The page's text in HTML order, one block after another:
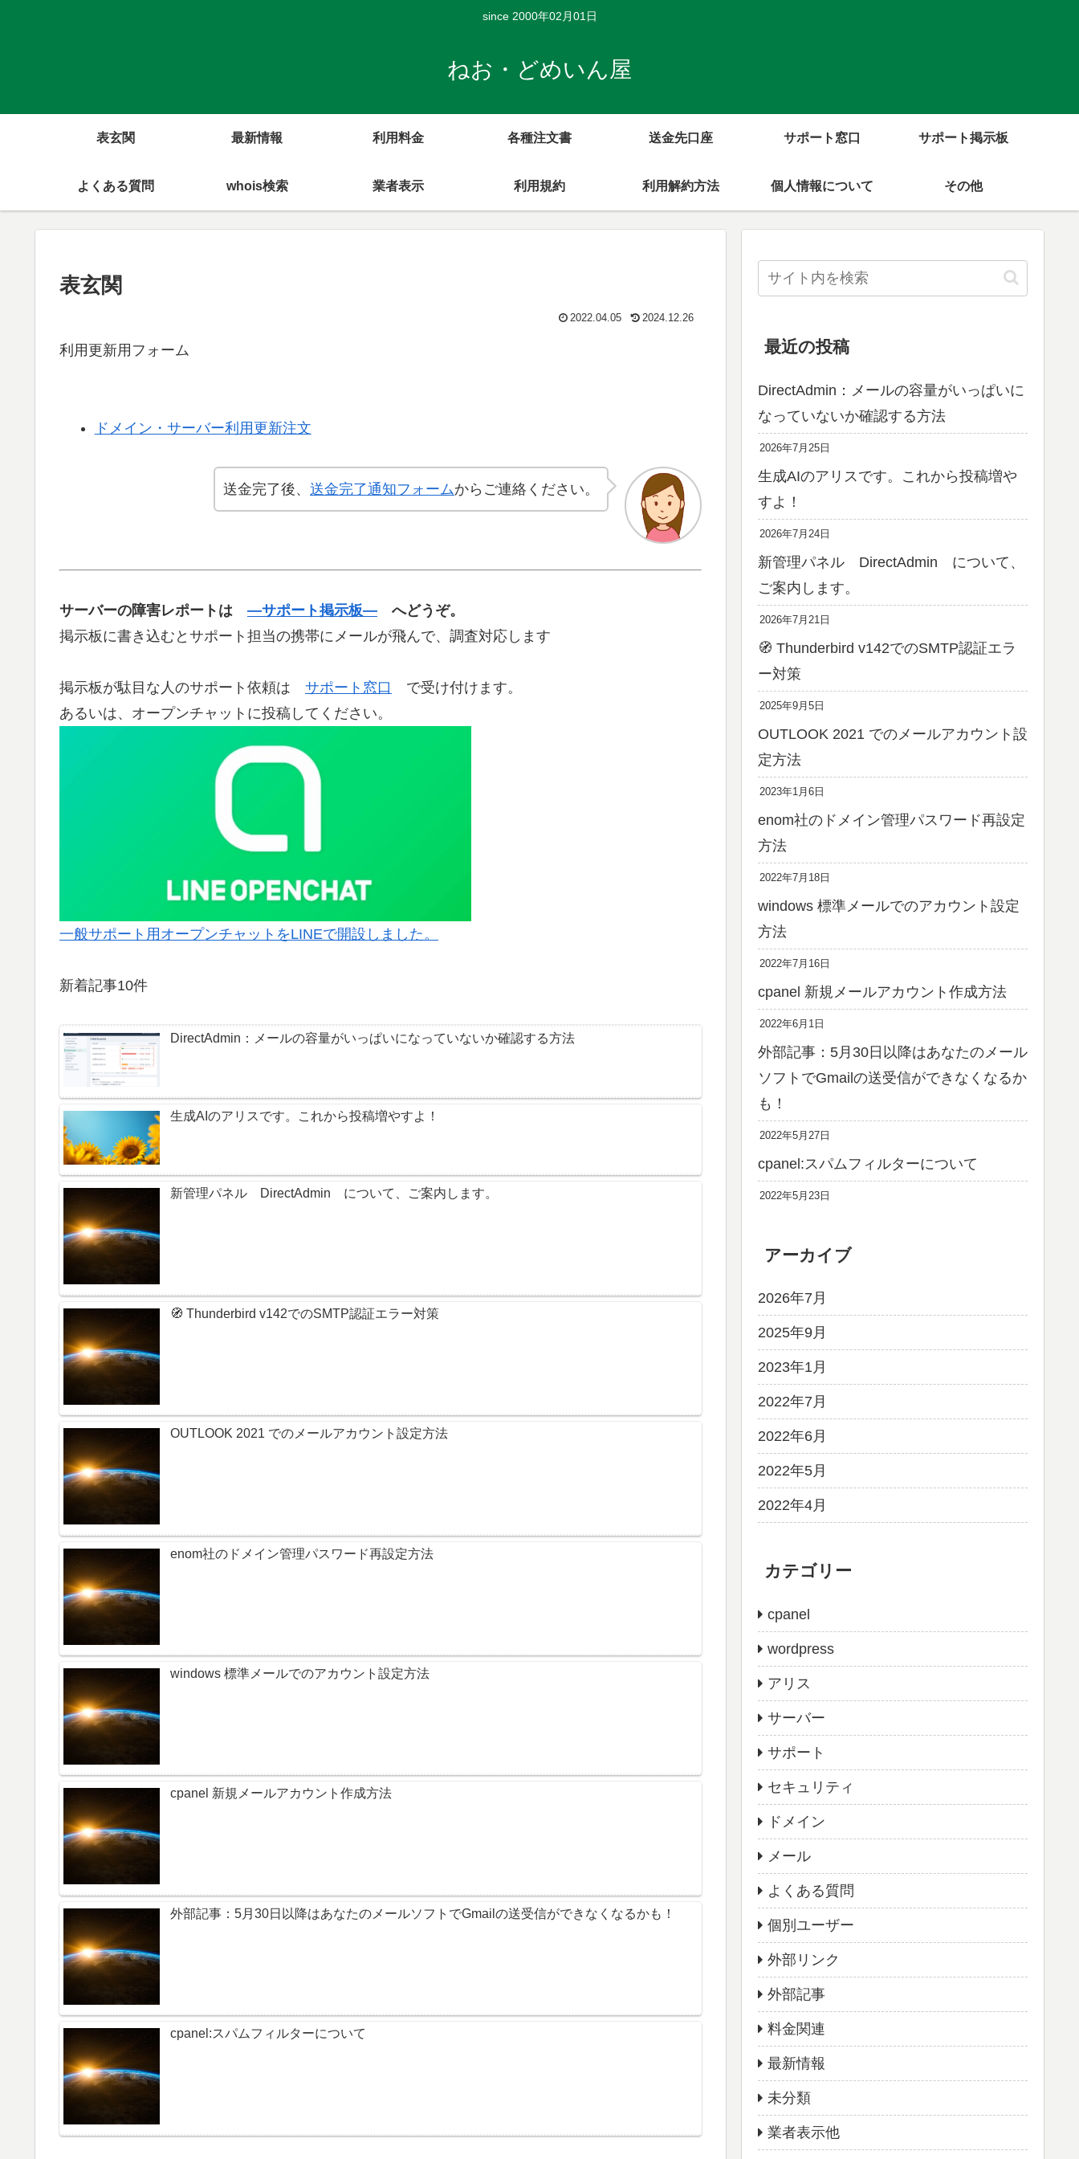
since 2000年02月01日
ねお・どめいん屋
表玄関 最新情報 利用料金 各種注文書 送金先口座 サポート窓口 サポート掲示板
よくある質問 whois検索 業者表示 利用規約 利用解約方法 個人情報について その他
表玄関
2022.04.05 2024.12.26
利用更新用フォーム
ドメイン・サーバー利用更新注文
送金完了後、 送金完了通知フォームからご連絡ください。
サーバーの障害レポートは —サポート掲示板— へどうぞ。
掲示板に書き込むとサポート担当の携帯にメールが飛んで、調査対応します
掲示板が駄目な人のサポート依頼は サポート窓口
で受け付けます。
あるいは、オープンチャットに投稿してください。
一般サポート用オープンチャットをLINEで開設しました。
新着記事10件
DirectAdmin：メールの容量がいっぱいになっていないか確認する方法
生成AIのアリスです。これから投稿増やすよ！
新管理パネル DirectAdmin について、ご案内します。
🧭 Thunderbird v142でのSMTP認証エラー対策
OUTLOOK 2021 でのメールアカウント設定方法
enom社のドメイン管理パスワード再設定方法
windows 標準メールでのアカウント設定方法
cpanel 新規メールアカウント作成方法
外部記事：5月30日以降はあなたのメールソフトでGmailの送受信ができなくなるかも！
cpanel:スパムフィルターについて
最近の投稿
DirectAdmin：メールの容量がいっぱいに
なっていないか確認する方法
2026年7月25日
生成AIのアリスです。これから投稿増や
すよ！
2026年7月24日
新管理パネル DirectAdmin について、
ご案内します。
2026年7月21日
🧭 Thunderbird v142でのSMTP認証エラ
ー対策
2025年9月5日
OUTLOOK 2021 でのメールアカウント設
定方法
2023年1月6日
enom社のドメイン管理パスワード再設定
方法
2022年7月18日
windows 標準メールでのアカウント設定
方法
2022年7月16日
cpanel 新規メールアカウント作成方法
2022年6月1日
外部記事：5月30日以降はあなたのメール
ソフトでGmailの送受信ができなくなるか
も！
2022年5月27日
cpanel:スパムフィルターについて
2022年5月23日
アーカイブ
2026年7月
2025年9月
2023年1月
2022年7月
2022年6月
2022年5月
2022年4月
カテゴリー
cpanel
wordpress
アリス
サーバー
サポート
セキュリティ
ドメイン
メール
よくある質問
個別ユーザー
外部リンク
外部記事
料金関連
最新情報
未分類
業者表示他